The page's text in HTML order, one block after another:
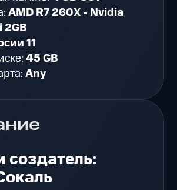
создатель:
AMD R7 260X - Nvidia
2GB
11
45 GB
Any